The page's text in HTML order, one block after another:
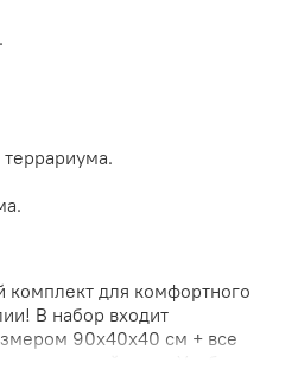
комплект для комфортного
В набор входит
90x40x40 см + все